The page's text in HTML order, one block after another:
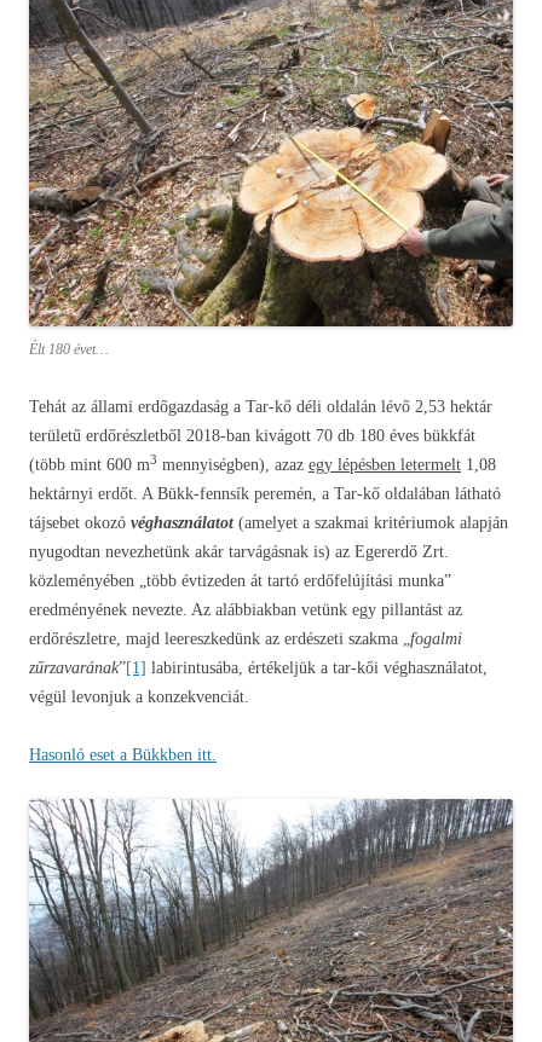
Élt 180 évet…
Tehát az állami erdőgazdaság a Tar-kő déli oldalán lévő 2,53 hektár
területű erdőrészletből 2018-ban kivágott 70 db 180 éves bükkfát
(több mint 600 m3 mennyiségben), azaz egy lépésben letermelt 1,08
hektárnyi erdőt. A Bükk-fennsík peremén, a Tar-kő oldalában látható
tájsebet okozó véghasználatot (amelyet a szakmai kritériumok alapján
nyugodtan nevezhetünk akár tarvágásnak is) az Egererdő Zrt.
közleményében „több évtizeden át tartó erdőfelújítási munka”
eredményének nevezte. Az alábbiakban vetünk egy pillantást az
erdőrészletre, majd leereszkedünk az erdészeti szakma „fogalmi
zűrzavarának”[1] labirintusába, értékeljük a tar-kői véghasználatot,
végül levonjuk a konzekvenciát.
Hasonló eset a Bükkben itt.